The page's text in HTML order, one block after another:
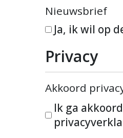
Nieuwsbrief
Ja, ik wil op
Privacy
Akkoord
Ik ga